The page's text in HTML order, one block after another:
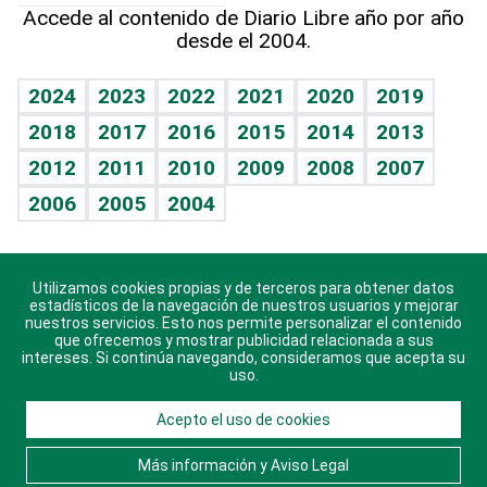
Vida y familia
Eñe
Celebrando la vida
Sin complejos
En pocas palabras
Escuchando al corazón
Economía Personal
TBT Deportivo
Guía del dinero
Cumpleaños
Horóscopos
Crucigramas
Accede al contenido de Diario Libre año por año
desde el 2004.
2024 2023 2022 2021 2020
2019
2018
2017 2016 2015 2014
2013
2012
2011 2010 2009 2008
2007
2006
2005 2004
Descarga nuestras aplicaciones para Android, iOS y
sistema Huawei.
© 2021 Diario Libre, todos los derechos reservados.
Consulta elAviso Legal. Ponte en Contacto
Utilizamos cookies propias y de terceros para obtener datos
estadísticos de la navegación de nuestros usuarios y mejorar
nuestros servicios. Esto nos permite personalizar el contenido
que ofrecemos y mostrar publicidad relacionada a sus
intereses. Si continúa navegando, consideramos que acepta su
uso.
Acepto el uso de cookies
Más información y Aviso Legal